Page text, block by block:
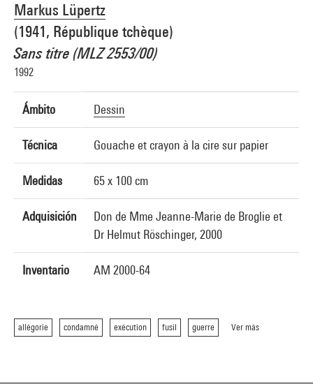
Markus Lüpertz
(1941, République tchèque)
Sans titre (MLZ 2553/00)
1992
Ámbito Dessin
Técnica Gouache et crayon à la cire sur papier
Medidas 65 x 100 cm
Adquisición
Don de Mme Jeanne-Marie de Broglie et
Dr Helmut Röschinger, 2000
Inventario AM 2000-64
allégorie condamné exécution fusil guerre Ver más
Créditos fotográficos : Centre Pompidou, MNAM-CCI/Philippe Migeat/Dist.
GrandPalaisRmn
Referencia de la imagen : 4R00468 [2000 CX 0435]